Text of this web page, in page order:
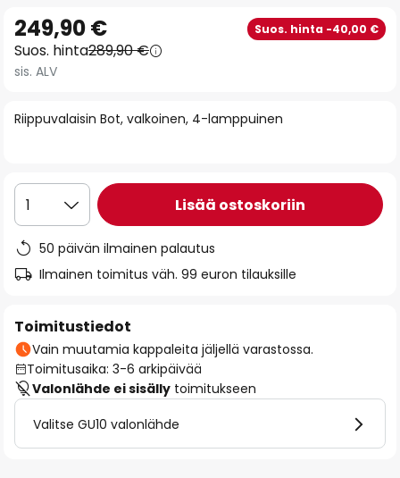
to
the
beginning
the
Riippuvalaisin Bot, valkoinen, 4-lamppuinen
249,90 € Suos. hinta -40,00 €
Suos. hinta289,90 €
sis. ALV
1 Lisää ostoskoriin
50 päivän ilmainen palautus
Ilmainen toimitus väh. 99 euron tilauksille
Toimitustiedot
Vain muutamia kappaleita jäljellä varastossa.
Toimitusaika: 3-6 arkipäivää
Valonlähde ei sisälly toimitukseen
Valitse GU10 valonlähde